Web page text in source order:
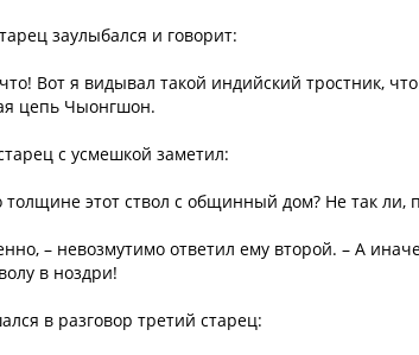
заулыбался и говорит:
Вот я видывал такой индийский тростник,
цепь Чыонгшон.
с усмешкой заметил:
толщине этот ствол с общинный дом? Не так ли,
– невозмутимо ответил ему второй. – А
в ноздри!
в разговор третий старец: